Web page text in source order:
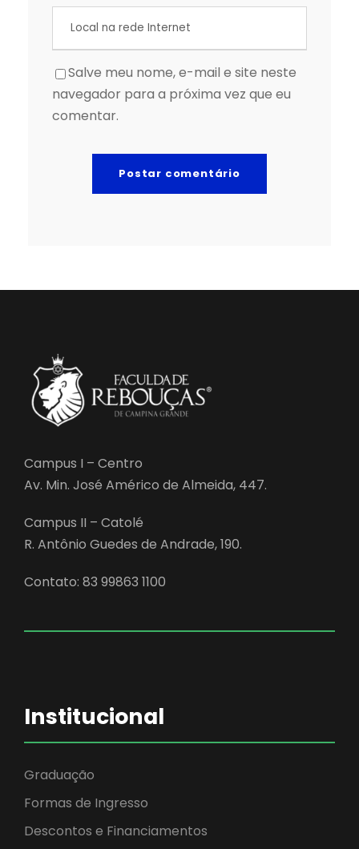
Salve meu nome, e-mail e site neste
navegador para a próxima vez que eu
comentar.
Campus I – Centro
Av. Min. José Américo de Almeida, 447.
Campus II – Catolé
R. Antônio Guedes de Andrade, 190.
Contato: 83 99863 1100
Institucional
Graduação
Formas de Ingresso
Descontos e Financiamentos